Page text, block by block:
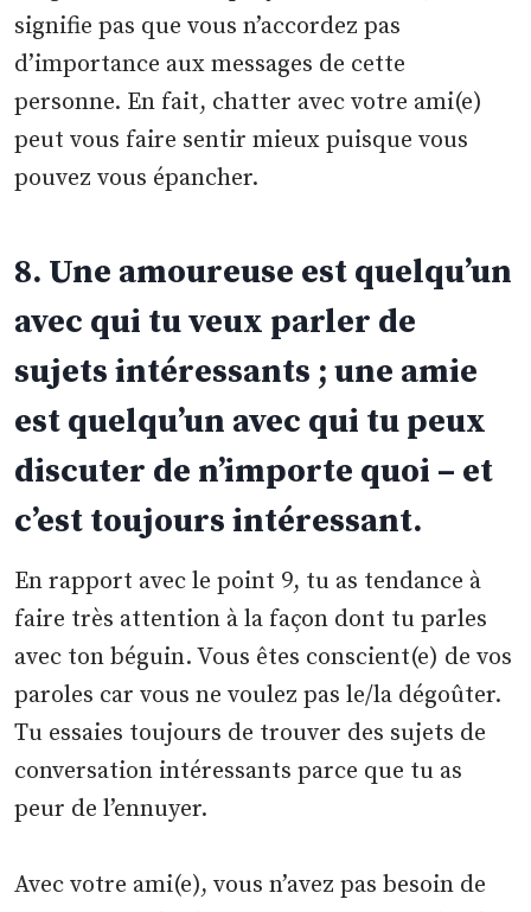
signifie pas que vous n’accordez pas
d’importance aux messages de cette
personne. En fait, chatter avec votre ami(e)
peut vous faire sentir mieux puisque vous
pouvez vous épancher.
8. Une amoureuse est quelqu’un
avec qui tu veux parler de
sujets intéressants ; une amie
est quelqu’un avec qui tu peux
discuter de n’importe quoi – et
c’est toujours intéressant.
En rapport avec le point 9, tu as tendance à
faire très attention à la façon dont tu parles
avec ton béguin. Vous êtes conscient(e) de vos
paroles car vous ne voulez pas le/la dégoûter.
Tu essaies toujours de trouver des sujets de
conversation intéressants parce que tu as
peur de l’ennuyer.
Avec votre ami(e), vous n’avez pas besoin de